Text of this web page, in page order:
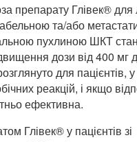
препарату Глівек® для
та/або
пухлиною ШКТ
дози від 400 мг
для пацієнтів,
реакцій, і якщо
ефективна.
Глівек® у пацієнтів зі